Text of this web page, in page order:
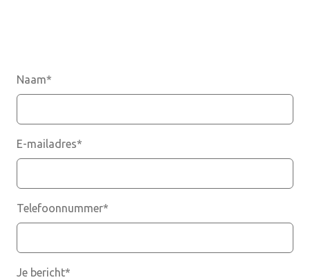
Naam*
E-mailadres*
Telefoonnummer*
Je bericht*